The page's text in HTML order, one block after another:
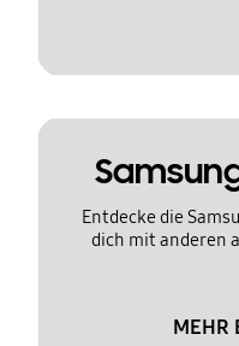
Entdecke die
dich mit anderen
MEHR